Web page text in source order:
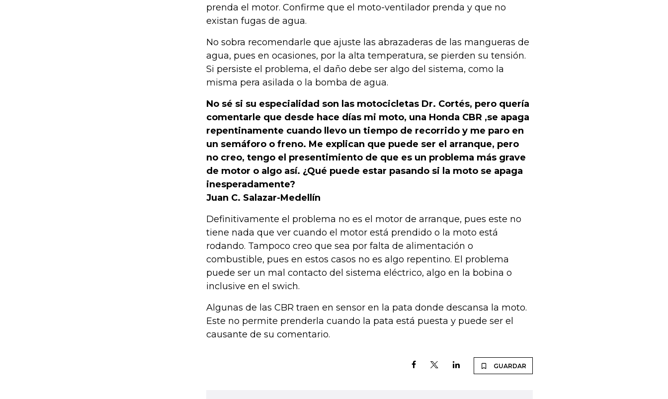
prenda el motor. Confirme que el moto-ventilador prenda y que no
existan fugas de agua.
No sobra recomendarle que ajuste las abrazaderas de las mangueras de
agua, pues en ocasiones, por la alta temperatura, se pierden su tensión.
Si persiste el problema, el daño debe ser algo del sistema, como la
misma pera asilada o la bomba de agua.
No sé si su especialidad son las motocicletas Dr. Cortés, pero quería
comentarle que desde hace días mi moto, una Honda CBR ,se apaga
repentinamente cuando llevo un tiempo de recorrido y me paro en
un semáforo o freno. Me explican que puede ser el arranque, pero
no creo, tengo el presentimiento de que es un problema más grave
de motor o algo así. ¿Qué puede estar pasando si la moto se apaga
inesperadamente?
Juan C. Salazar-Medellín
Definitivamente el problema no es el motor de arranque, pues este no
tiene nada que ver cuando el motor está prendido o la moto está
rodando. Tampoco creo que sea por falta de alimentación o
combustible, pues en estos casos no es algo repentino. El problema
puede ser un mal contacto del sistema eléctrico, algo en la bobina o
inclusive en el swich.
Algunas de las CBR traen en sensor en la pata donde descansa la moto.
Este no permite prenderla cuando la pata está puesta y puede ser el
causante de su comentario.
GUARDAR